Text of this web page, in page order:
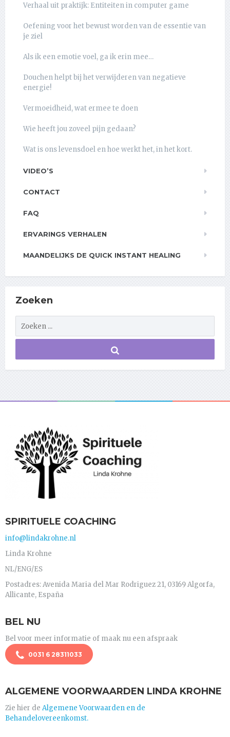
Verhaal uit praktijk: Entiteiten in computer game
Oefening voor het bewust worden van de essentie van
je ziel
Als ik een emotie voel, ga ik erin mee…
Douchen helpt bij het verwijderen van negatieve
energie!
Vermoeidheid, wat ermee te doen
Wie heeft jou zoveel pijn gedaan?
Wat is ons levensdoel en hoe werkt het, in het kort.
VIDEO’S
CONTACT
FAQ
ERVARINGS VERHALEN
MAANDELIJKS DE QUICK INSTANT HEALING
Zoeken
SPIRITUELE COACHING
info@lindakrohne.nl
Linda Krohne
NL/ENG/ES
Postadres: Avenida Maria del Mar Rodriguez 21, 03169 Algorfa,
Allicante, España
BEL NU
Bel voor meer informatie of maak nu een afspraak
0031 6 28311033
ALGEMENE VOORWAARDEN LINDA KROHNE
Zie hier de Algemene Voorwaarden en de
Behandelovereenkomst.